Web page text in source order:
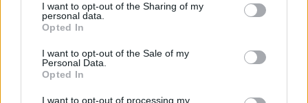
I want to opt-out of the Sharing of my
personal data.
Opted In
I want to opt-out of the Sale of my
Personal Data.
Opted In
I want to opt-out of processing my
CSOK új építésű